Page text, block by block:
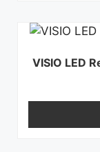
VISIO LED